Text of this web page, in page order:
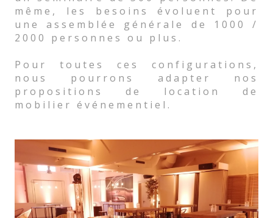
même, les besoins évoluent pour
une assemblée générale de 1000 /
2000 personnes ou plus.
Pour toutes ces configurations,
nous pourrons adapter nos
propositions de location de
mobilier événementiel.